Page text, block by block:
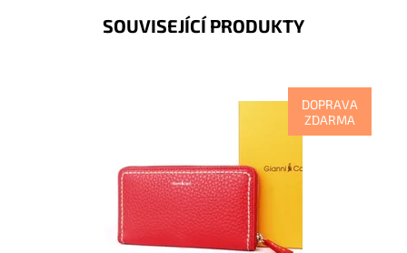
SOUVISEJÍCÍ PRODUKTY
DOPRAVA
ZDARMA
Dopřejte si a svým financím luxus v prvotřídní kvalitě
Skladem
16558
Gianni Conti
2 roky